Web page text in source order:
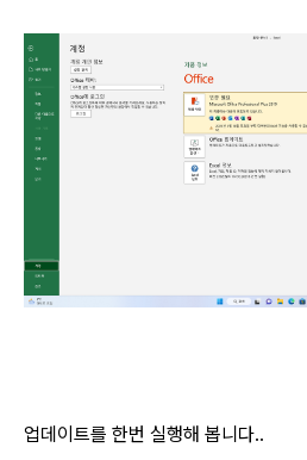
업데이트를 한번 실행해 봅니다..